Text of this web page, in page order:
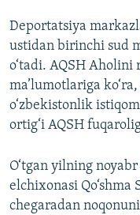
Deportatsiya
ustidan birinchi sud
o‘tadi. AQSH Aholini
ma’lumotlariga
o‘zbekistonlik
ortig‘i AQSH
O‘tgan yilning
elchixonasi
chegaradan